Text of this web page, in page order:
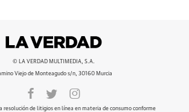
© LA VERDAD MULTIMEDIA, S.A.
Viejo de Monteagudo s/n, 30160 Murcia
resolución de litigios en línea en materia de consumo conforme